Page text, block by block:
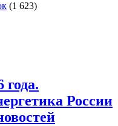
(1 623)
года.
России